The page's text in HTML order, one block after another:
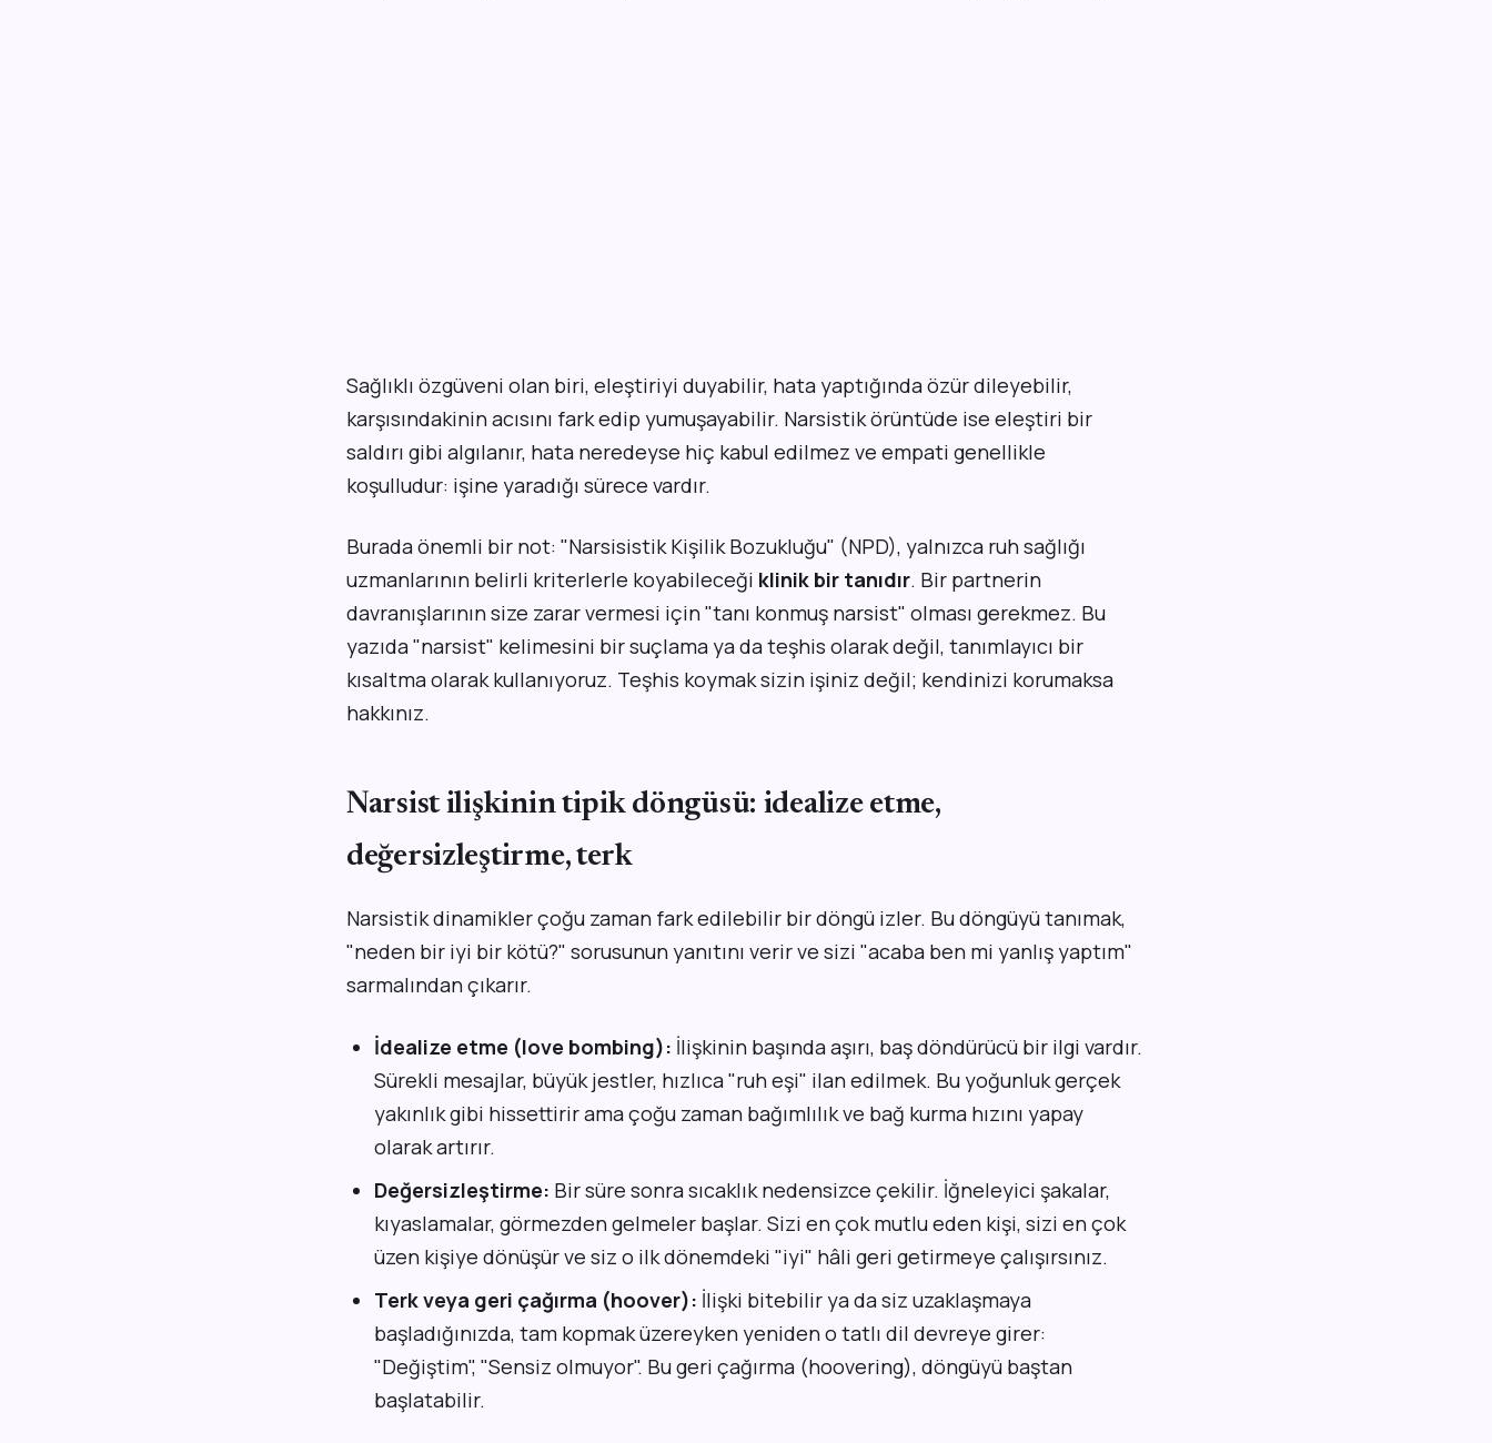
Sağlıklı özgüveni olan biri, eleştiriyi duyabilir, hata yaptığında özür dileyebilir,
karşısındakinin acısını fark edip yumuşayabilir. Narsistik örüntüde ise eleştiri bir
saldırı gibi algılanır, hata neredeyse hiç kabul edilmez ve empati genellikle
koşulludur: işine yaradığı sürece vardır.
Burada önemli bir not: "Narsisistik Kişilik Bozukluğu" (NPD), yalnızca ruh sağlığı
uzmanlarının belirli kriterlerle koyabileceği klinik bir tanıdır. Bir partnerin
davranışlarının size zarar vermesi için "tanı konmuş narsist" olması gerekmez. Bu
yazıda "narsist" kelimesini bir suçlama ya da teşhis olarak değil, tanımlayıcı bir
kısaltma olarak kullanıyoruz. Teşhis koymak sizin işiniz değil; kendinizi korumaksa
hakkınız.
Narsist ilişkinin tipik döngüsü: idealize etme,
değersizleştirme, terk
Narsistik dinamikler çoğu zaman fark edilebilir bir döngü izler. Bu döngüyü tanımak,
"neden bir iyi bir kötü?" sorusunun yanıtını verir ve sizi "acaba ben mi yanlış yaptım"
sarmalından çıkarır.
İdealize etme (love bombing): İlişkinin başında aşırı, baş döndürücü bir ilgi vardır.
Sürekli mesajlar, büyük jestler, hızlıca "ruh eşi" ilan edilmek. Bu yoğunluk gerçek
yakınlık gibi hissettirir ama çoğu zaman bağımlılık ve bağ kurma hızını yapay
olarak artırır.
Değersizleştirme: Bir süre sonra sıcaklık nedensizce çekilir. İğneleyici şakalar,
kıyaslamalar, görmezden gelmeler başlar. Sizi en çok mutlu eden kişi, sizi en çok
üzen kişiye dönüşür ve siz o ilk dönemdeki "iyi" hâli geri getirmeye çalışırsınız.
Terk veya geri çağırma (hoover): İlişki bitebilir ya da siz uzaklaşmaya
başladığınızda, tam kopmak üzereyken yeniden o tatlı dil devreye girer:
"Değiştim", "Sensiz olmuyor". Bu geri çağırma (hoovering), döngüyü baştan
başlatabilir.